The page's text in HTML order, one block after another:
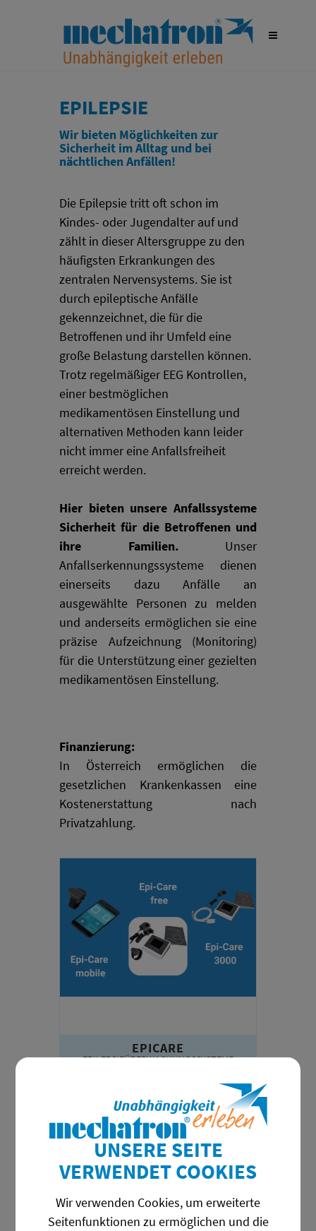
EPILEPSIE
Wir bieten Möglichkeiten zur
Sicherheit im Alltag und bei
nächtlichen Anfällen!
Die Epilepsie tritt oft schon im
Kindes- oder Jugendalter auf und
zählt in dieser Altersgruppe zu den
häufigsten Erkrankungen des
zentralen Nervensystems. Sie ist
durch epileptische Anfälle
gekennzeichnet, die für die
Betroffenen und ihr Umfeld eine
große Belastung darstellen können.
Trotz regelmäßiger EEG Kontrollen,
einer bestmöglichen
medikamentösen Einstellung und
alternativen Methoden kann leider
nicht immer eine Anfallsfreiheit
erreicht werden.
Hier bieten unsere Anfallssysteme
Sicherheit für die Betroffenen und
ihre Familien. Unser
Anfallserkennungssysteme dienen
einerseits dazu Anfälle an
ausgewählte Personen zu melden
und anderseits ermöglichen sie eine
präzise Aufzeichnung (Monitoring)
für die Unterstützung einer gezielten
medikamentösen Einstellung.
Finanzierung:
In Österreich ermöglichen die
gesetzlichen Krankenkassen eine
Kostenerstattung nach
Privatzahlung.
EPICARE
EPILEPSIEÜBERWACHUNGSSYSTEME
UNSERE SEITE
VERWENDET COOKIES
Wir verwenden Cookies, um erweiterte
Seitenfunktionen zu ermöglichen und die